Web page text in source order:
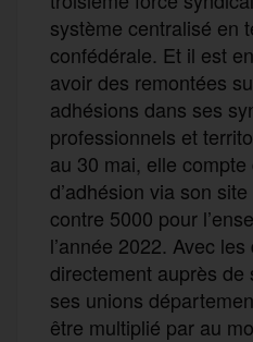
système centralisé en
confédérale. Et il est
avoir des remontées
adhésions dans ses
professionnels et
au 30 mai, elle
d’adhésion via son
contre 5000 pour
l’année 2022. Avec
directement auprès
ses unions
être multiplié par au